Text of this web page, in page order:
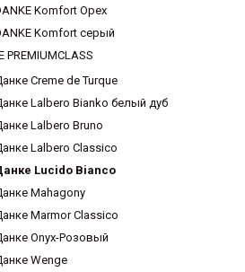
Komfort Орех
Komfort серый
PREMIUMCLASS
Creme de Turque
Lalbero Bianko белый дуб
Lalbero Bruno
Lalbero Classico
Lucido Bianco
Mahagony
Marmor Classico
Onyx-Розовый
Wenge